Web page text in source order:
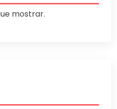
mostrar.